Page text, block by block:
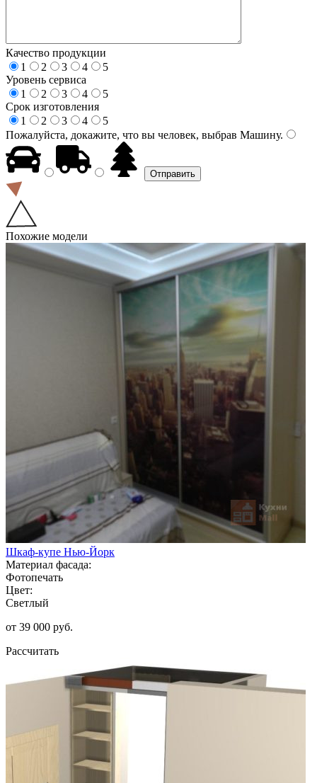
Качество продукции
1
2 3 4
5
Уровень сервиса
1
2 3 4
5
Срок изготовления
1
2 3 4
5
Пожалуйста, докажите, что вы человек, выбрав Машину.
Похожие модели
Шкаф-купе Нью-Йорк
Материал фасада:
Фотопечать
Цвет:
Светлый
от 39 000 руб.
Рассчитать